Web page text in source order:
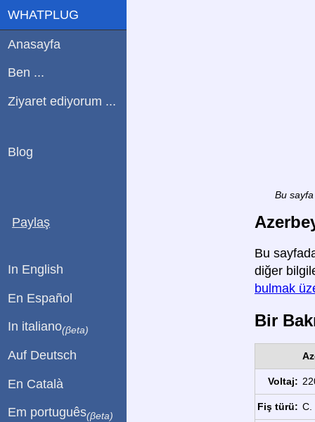
Bu
Bu
diğer
bulmak
Bir
Voltaj:
Fiş türü: C.
WHATPLUG
Anasayfa
Ben ...
Ziyaret ediyorum ...
Blog
Paylaş
In English
En Español
In italiano(βeta)
Auf Deutsch
En Català
Em português(βeta)